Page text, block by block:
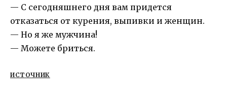
— С сегодняшнего дня вам придется
отказаться от курения, выпивки и женщин.
— Но я же мужчина!
— Можете бриться.
ИСТОЧНИК